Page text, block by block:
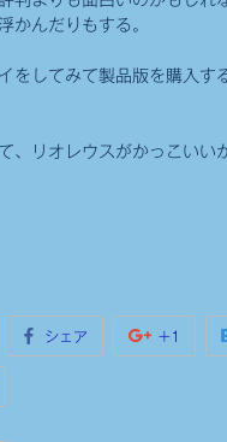
かんだりもする。
をしてみて製品版を購入す
、リオレウスがかっこいい
シェア +1